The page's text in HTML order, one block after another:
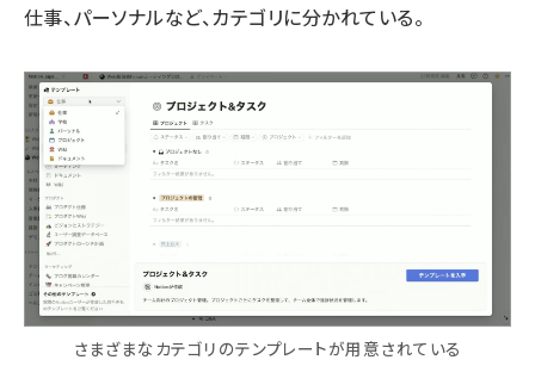
仕事、パーソナルなど、カテゴリに分かれている。
さまざまなカテゴリのテンプレートが用意されている